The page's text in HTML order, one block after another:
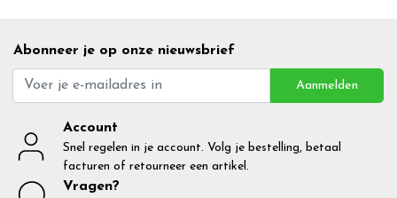
Abonneer je op onze nieuwsbrief
Aanmelden
Account
Snel regelen in je account. Volg je bestelling, betaal
facturen of retourneer een artikel.
Vragen?